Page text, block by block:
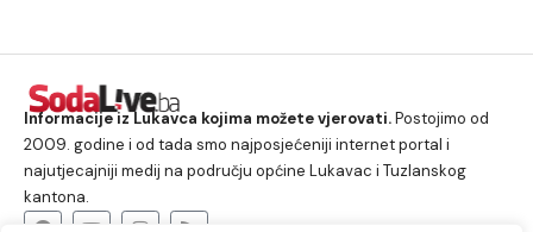
Informacije iz Lukavca kojima možete vjerovati.Postojimo od
2009. godine i od tada smo najposjećeniji internet portal i
najutjecajniji medij na području općine Lukavac i Tuzlanskog
kantona.